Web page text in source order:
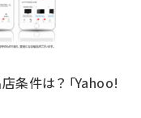
条件は？ 「Yahoo!